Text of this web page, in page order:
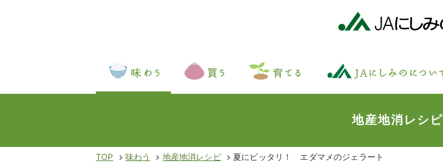
地産地消レシピ
TOP 味わう 地産地消レシピ 夏にピッタリ！ エダマメのジェラート